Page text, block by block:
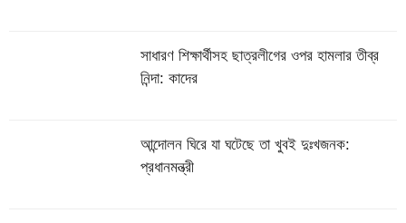
সাধারণ শিক্ষার্থীসহ ছাত্রলীগের ওপর হামলার তীব্র
নিন্দা: কাদের
আন্দোলন ঘিরে যা ঘটেছে তা খুবই দুঃখজনক:
প্রধানমন্ত্রী